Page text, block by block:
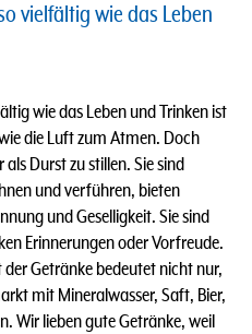
vielfältig wie das Leben
wie das Leben und Trinken ist
die Luft zum Atmen. Doch
Durst zu stillen. Sie sind
und verführen, bieten
und Geselligkeit. Sie sind
Erinnerungen oder Vorfreude.
Getränke bedeutet nicht nur,
mit Mineralwasser, Saft, Bier,
Wir lieben gute Getränke, weil